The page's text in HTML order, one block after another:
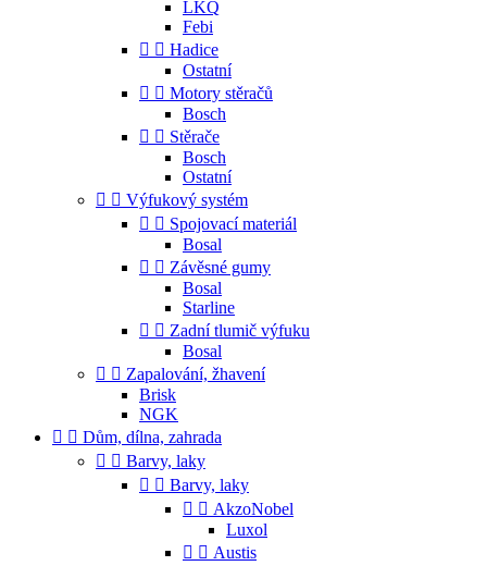
LKQ
Febi
  Hadice
Ostatní
  Motory stěračů
Bosch
  Stěrače
Bosch
Ostatní
  Výfukový systém
  Spojovací materiál
Bosal
  Závěsné gumy
Bosal
Starline
  Zadní tlumič výfuku
Bosal
  Zapalování, žhavení
Brisk
NGK
  Dům, dílna, zahrada
  Barvy, laky
  Barvy, laky
  AkzoNobel
Luxol
  Austis